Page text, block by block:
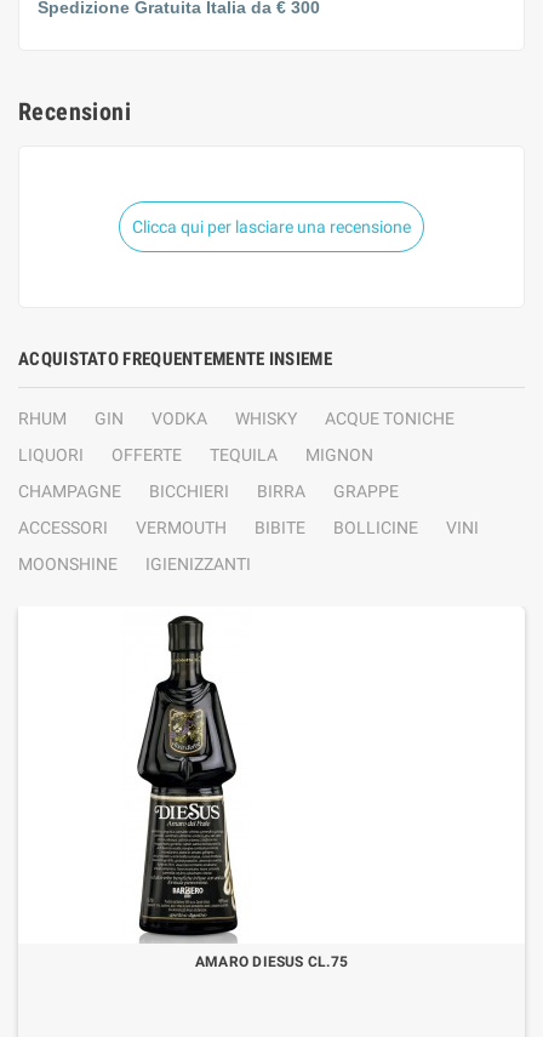
Spedizione Gratuita Italia da € 300
Recensioni
Clicca qui per lasciare una recensione
ACQUISTATO FREQUENTEMENTE INSIEME
RHUM GIN VODKA WHISKY
ACQUE TONICHE
LIQUORI
OFFERTE TEQUILA
MIGNON
CHAMPAGNE
BICCHIERI BIRRA
GRAPPE
ACCESSORI
VERMOUTH BIBITE BOLLICINE
VINI
MOONSHINE
IGIENIZZANTI
AMARO DIESUS CL.75